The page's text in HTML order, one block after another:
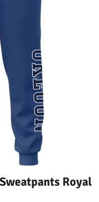
Royal